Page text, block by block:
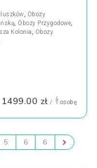
, Obozy
, Obozy Przygodowe,
Kolonia , Obozy
1499.00 zł / osobę
5 6 6